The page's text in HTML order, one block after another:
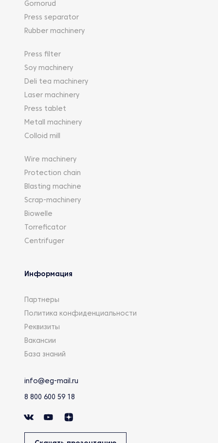
Gornorud
Press separator
Rubber machinery
Press filter
Soy machinery
Deli tea machinery
Laser machinery
Press tablet
Metall machinery
Colloid mill
Wire machinery
Protection chain
Blasting machine
Scrap-machinery
Biowelle
Torreficator
Centrifuger
Информация
Партнеры
Политика конфиденциальности
Реквизиты
Вакансии
База знаний
info@eg-mail.ru
8 800 600 59 18